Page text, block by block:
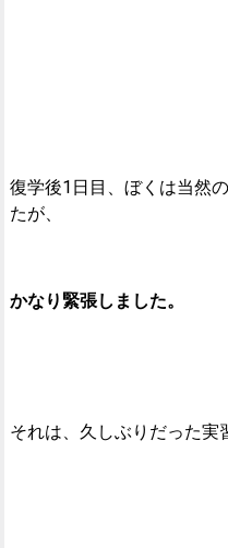
復学後1日目、ぼくは当然
たが、
かなり緊張しました。
それは、久しぶりだった実